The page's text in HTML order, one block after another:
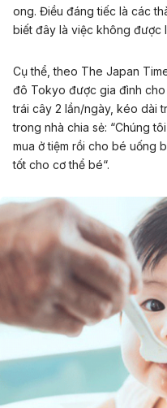
ong. Điều đáng tiếc là các
biết đây là việc không được
Cụ thể, theo The Japan
đô Tokyo được gia đình
trái cây 2 lần/ngày, kéo dài
trong nhà chia sẻ: “Chúng
mua ở tiệm rồi cho bé uống
tốt cho cơ thể bé“.